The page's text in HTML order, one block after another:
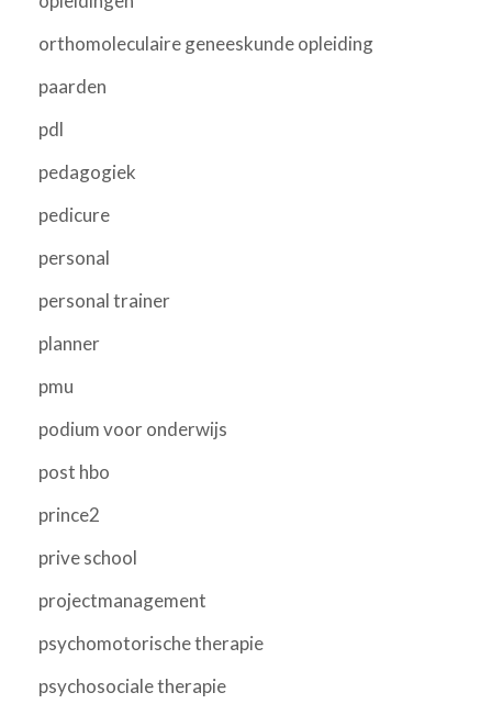
orthomoleculaire geneeskunde opleiding
paarden
pdl
pedagogiek
pedicure
personal
personal trainer
planner
pmu
podium voor onderwijs
post hbo
prince2
prive school
projectmanagement
psychomotorische therapie
psychosociale therapie